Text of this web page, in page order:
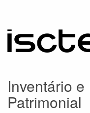
Inventário
Patrimonial